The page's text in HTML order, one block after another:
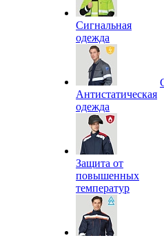
Сигнальная
одежда
Антистатическая
одежда
Защита от
повышенных
температур